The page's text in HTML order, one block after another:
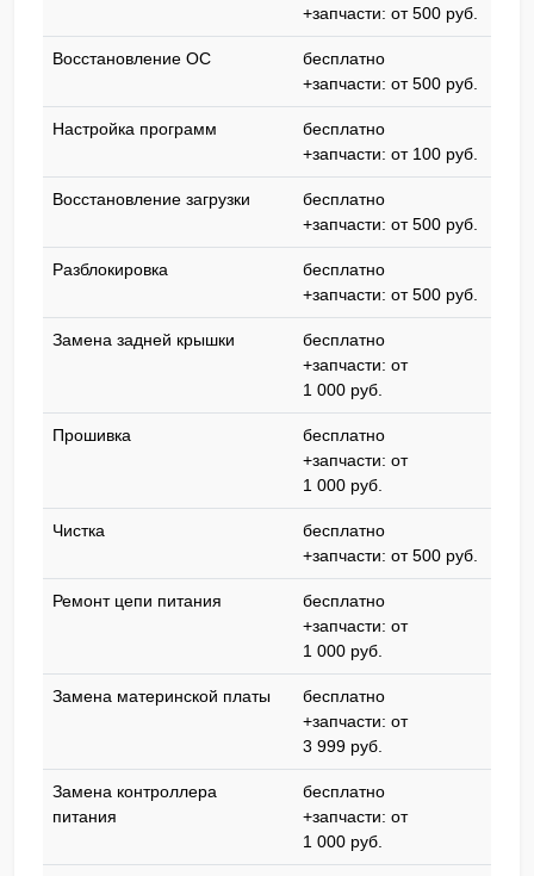
+запчасти: от 500 pyб.
Восстановление ОС
бесплатно
+запчасти: от 500 pyб.
Настройка программ
бесплатно
+запчасти: от 100 pyб.
Восстановление загрузки
бесплатно
+запчасти: от 500 pyб.
Разблокировка
бесплатно
+запчасти: от 500 pyб.
Замена задней крышки
бесплатно
+запчасти: от
1 000 pyб.
Прошивка
бесплатно
+запчасти: от
1 000 pyб.
Чистка
бесплатно
+запчасти: от 500 pyб.
Ремонт цепи питания
бесплатно
+запчасти: от
1 000 pyб.
Замена материнской платы
бесплатно
+запчасти: от
3 999 pyб.
Замена контроллера
питания
бесплатно
+запчасти: от
1 000 pyб.